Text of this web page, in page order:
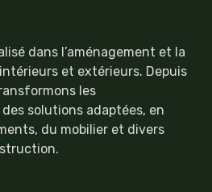
dans l’aménagement et la
et extérieurs. Depuis
les
solutions adaptées, en
du mobilier et divers